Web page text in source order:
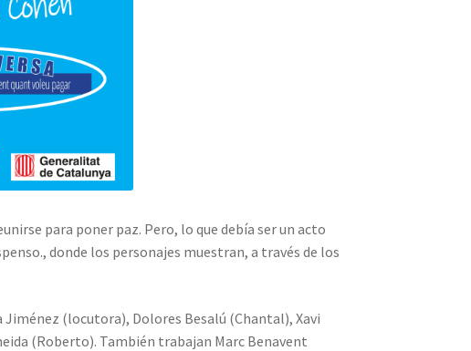
para poner paz. Pero, lo que debía ser un acto
donde los personajes muestran, a través de los
(locutora), Dolores Besalú (Chantal), Xavi
(Roberto). También trabajan Marc Benavent